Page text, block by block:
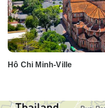
Hô Chi Minh-Ville